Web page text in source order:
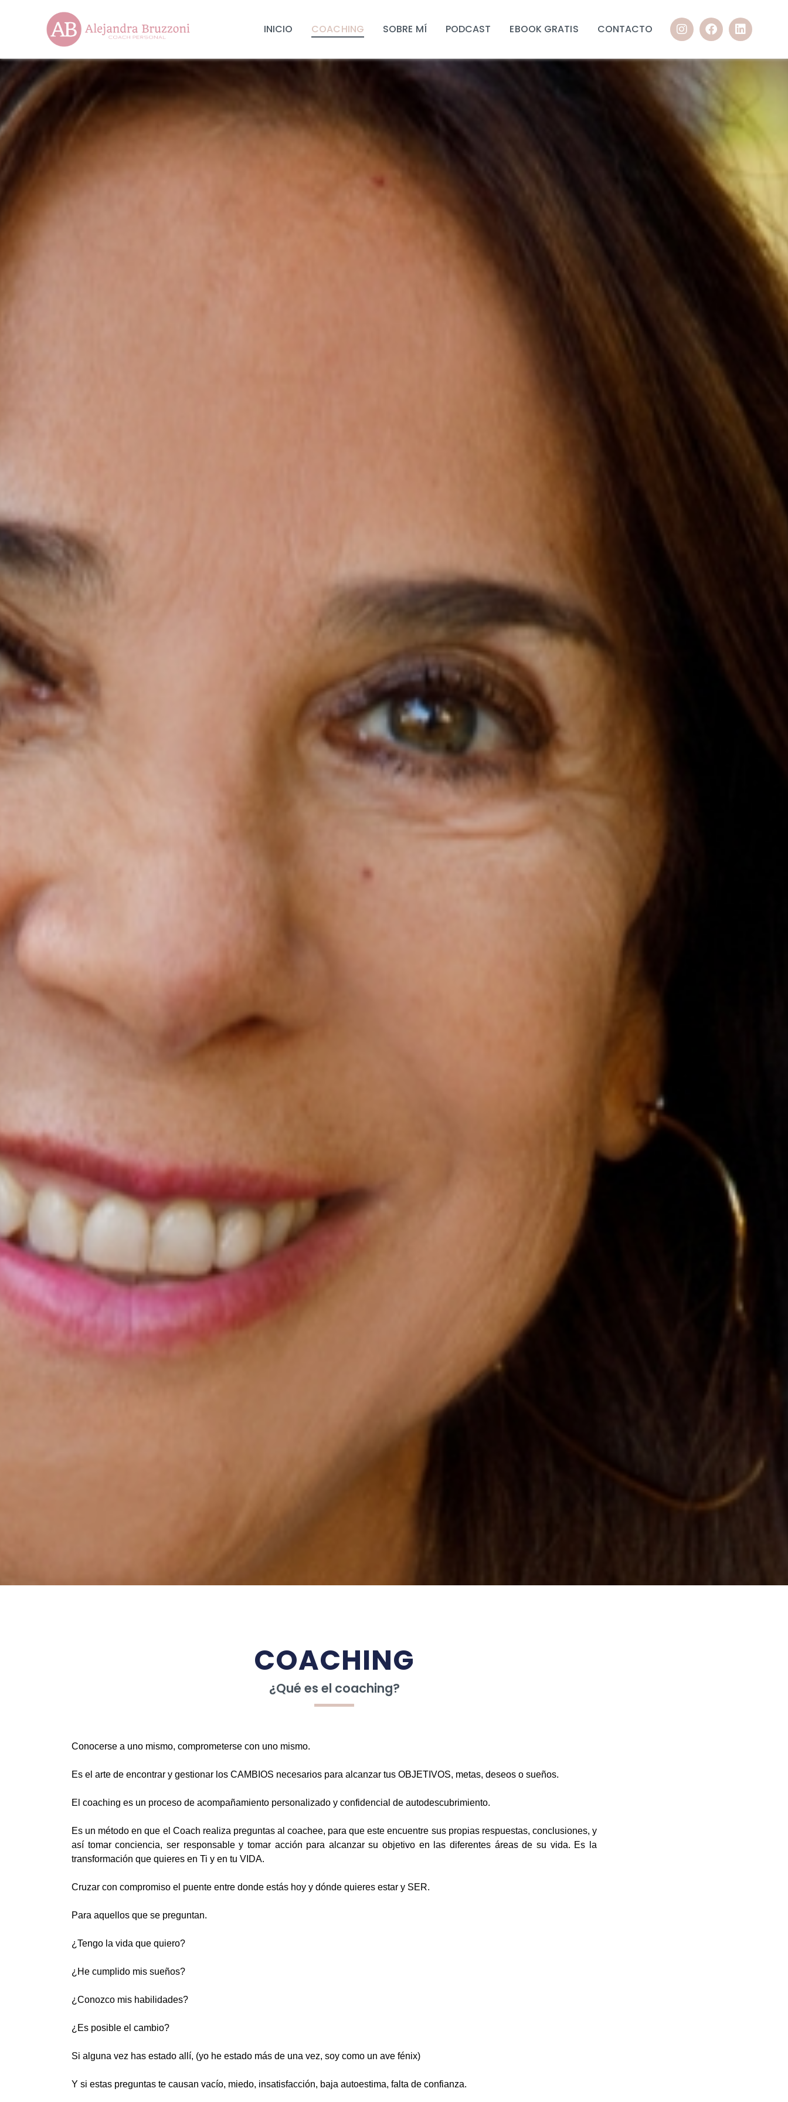
INICIO COACHING SOBRE MÍ PODCAST EBOOK GRATIS CONTACTO
COACHING
¿Qué es el coaching?
Conocerse a uno mismo, comprometerse con uno mismo.
Es el arte de encontrar y gestionar los CAMBIOS necesarios para alcanzar tus OBJETIVOS, metas, deseos o sueños.
El coaching es un proceso de acompañamiento personalizado y confidencial de autodescubrimiento.
Es un método en que el Coach realiza preguntas al coachee, para que este encuentre sus propias respuestas, conclusiones, y
así tomar conciencia, ser responsable y tomar acción para alcanzar su objetivo en las diferentes áreas de su vida. Es la
transformación que quieres en Ti y en tu VIDA.
Cruzar con compromiso el puente entre donde estás hoy y dónde quieres estar y SER.
Para aquellos que se preguntan.
¿Tengo la vida que quiero?
¿He cumplido mis sueños?
¿Conozco mis habilidades?
¿Es posible el cambio?
Si alguna vez has estado allí, (yo he estado más de una vez, soy como un ave fénix)
Y si estas preguntas te causan vacío, miedo, insatisfacción, baja autoestima, falta de confianza.